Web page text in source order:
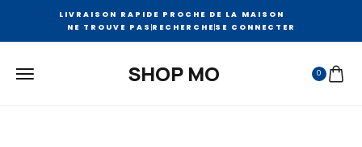
LIVRAISON RAPIDE PROCHE DE LA MAISON
NE TROUVE PAS RECHERCHESE CONNECTER
SHOP MO 0